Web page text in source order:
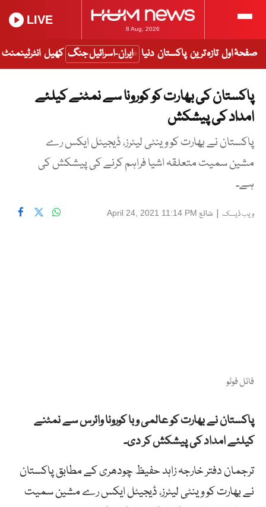
8 Aug, 2026
LIVE
صفحۂ اول تازہ ترین پاکستان دنیا ایران-اسرائیل جنگ کھیل انٹرٹینمنٹ
پاکستان کی بھارت کو کورونا سے نمٹنے کیلئے
امداد کی پیشکش
پاکستان نے بھارت کو وینٹی لیٹرز، ڈیجیٹل ایکس رے
مشین سمیت متعلقہ اشیا فراہم کرنے کی پیشکش کی
ہے۔
ویب ڈیسک | شائع April 24, 2021 11:14 PM
فائل فوٹو
پاکستان نے بھارت کو عالمی وبا کورونا وائرس سے نمٹنے
کیلئے امداد کی پیشکش کر دی۔
ترجمان دفتر خارجہ زاہد حفیظ چودھری کے مطابق پاکستان
نے بھارت کو وینٹی لیٹرز، ڈیجیٹل ایکس رے مشین سمیت